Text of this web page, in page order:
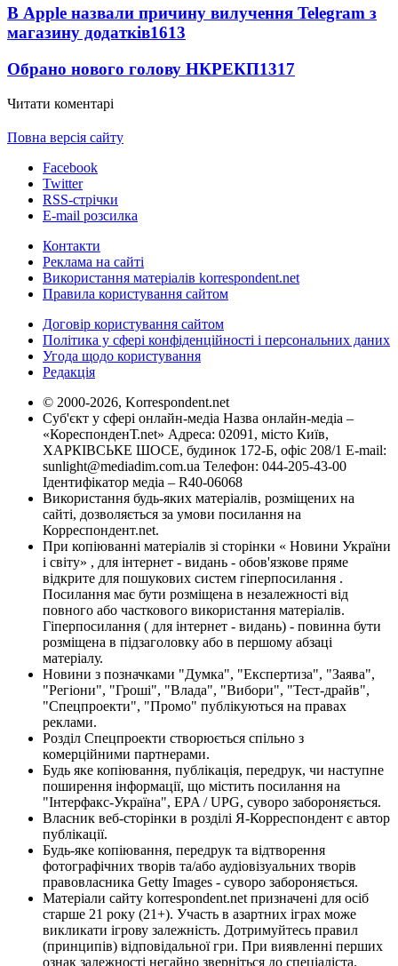
В Apple назвали причину вилучення Telegram з
магазину додатків1613
Обрано нового голову НКРЕКП1317
Читати коментарі
Повна версія сайту
Facebook
Twitter
RSS-стрічки
E-mail розсилка
Контакти
Реклама на сайті
Використання матеріалів korrespondent.net
Правила користування сайтом
Договір користування сайтом
Політика у сфері конфіденційності і персональних даних
Угода щодо користування
Редакція
© 2000-2026, Korrespondent.net
Суб'єкт у сфері онлайн-медіа Назва онлайн-медіа –
«КореспонденТ.net» Адреса: 02091, місто Київ,
ХАРКІВСЬКЕ ШОСЕ, будинок 172-Б, офіс 208/1 E-mail:
sunlight@mediadim.com.ua Телефон: 044-205-43-00
Ідентифікатор медіа – R40-06068
Використання будь-яких матеріалів, розміщених на
сайті, дозволяється за умови посилання на
Корреспондент.net.
При копіюванні матеріалів зі сторінки « Новини України
і світу» , для інтернет - видань - обов'язкове пряме
відкрите для пошукових систем гіперпосилання .
Посилання має бути розміщена в незалежності від
повного або часткового використання матеріалів.
Гіперпосилання ( для інтернет - видань) - повинна бути
розміщена в підзаголовку або в першому абзаці
матеріалу.
Новини з позначками "Думка", "Експертиза", "Заява",
"Регіони", "Гроші", "Влада", "Вибори", "Тест-драйв",
"Спецпроекти", "Промо" публікуються на правах
реклами.
Розділ Спецпроекти створюється спільно з
комерційними партнерами.
Будь яке копіювання, публікація, передрук, чи наступне
поширення інформації, що містить посилання на
"Інтерфакс-Україна", EPA / UPG, суворо забороняється.
Власник веб-сторінки в розділі Я-Корреспондент є автор
публікації.
Будь-яке копіювання, передрук та відтворення
фотографічних творів та/або аудіовізуальних творів
правовласника Getty Images - суворо забороняється.
Матеріали сайту korrespondent.net призначені для осіб
старше 21 року (21+). Участь в азартних іграх може
викликати ігрову залежність. Дотримуйтесь правил
(принципів) відповідальної гри. При виявленні перших
ознак залежності негайно зверніться до спеціаліста.